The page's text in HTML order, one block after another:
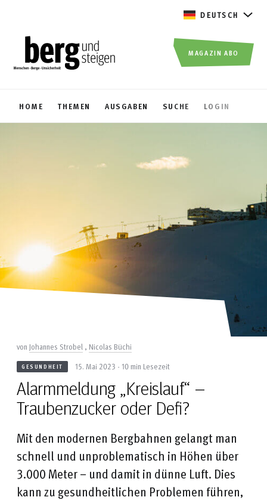
DEUTSCH
HOME THEMEN AUSGABEN SUCHE LOGIN
MAGAZIN ABO
vonJohannes Strobel, Nicolas Büchi
GESUNDHEIT 15. Mai 2023 - 10 min Lesezeit
Alarmmeldung „Kreislauf“ –
Traubenzucker oder Defi?
Mit den modernen Bergbahnen gelangt man
schnell und unproblematisch in Höhen über
3.000 Meter – und damit in dünne Luft. Dies
kann zu gesundheitlichen Problemen führen,